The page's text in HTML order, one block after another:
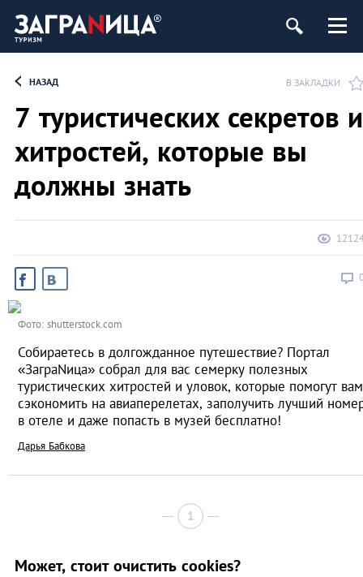
НАЗАД В ЗАКЛАДКИ
7 туристических секретов и
хитростей, которые вы
должны знать
Фото: shutterstock.com
Собираетесь в долгожданное путешествие? Портал
«ЗаграNица» собрал для вас семерку полезных
туристических хитростей и уловок, которые помогут вам
сэкономить на авиаперелетах, заполучить лучший
в отеле и даже попасть в музей бесплатно!
Дарья Бабкова
1
Может, стоит очистить cookies?